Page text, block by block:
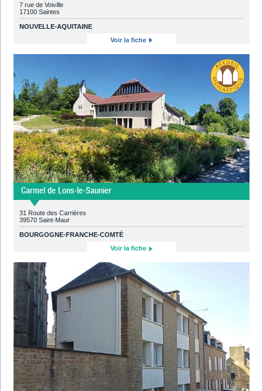
7 rue de Voiville
17100 Saintes
NOUVELLE-AQUITAINE
Voir la fiche
Carmel de Lons-le-Saunier
31 Route des Carrières
39570 Saint-Maur
BOURGOGNE-FRANCHE-COMTÉ
Voir la fiche